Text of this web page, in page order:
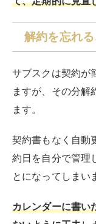
ァーやクローゼ
た瞬間に返却しな
ただし、 サービス
にできる場合もあ
場合は、可否や金
きましょう。
コストがか
サービスやジャン